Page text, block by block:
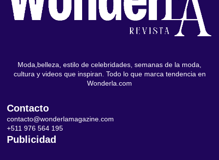
Moda,belleza, estilo de celebridades, semanas de la moda,
cultura y videos que inspiran. Todo lo que marca tendencia en
Wonderla.com
Contacto
contacto@wonderlamagazine.com
+511 976 564 195
Publicidad